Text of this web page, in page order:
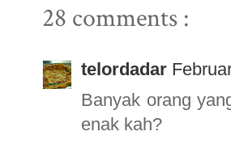
28 comments :
telordadar
Banyak orang
enak kah?